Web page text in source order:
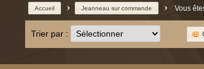
Accueil > Jeanneau sur commande > Vous
Trier par :